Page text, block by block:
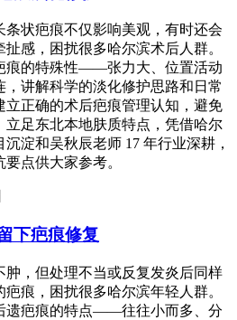
条状疤痕不仅影响美观，有时还会
感，困扰很多哈尔滨术后人群。
痕的特殊性——张力大、位置活动
，讲解科学的淡化修护思路和日常
立正确的术后疤痕管理认知，避免
立足东北本地肤质特点，凭借哈尔
淀和吴秋辰老师 17 年行业深耕，
点供大家参考。
下疤痕修复
肿，但处理不当或反复发炎后同样
痕，困扰很多哈尔滨年轻人群。
遗疤痕的特点——往往小而多、分